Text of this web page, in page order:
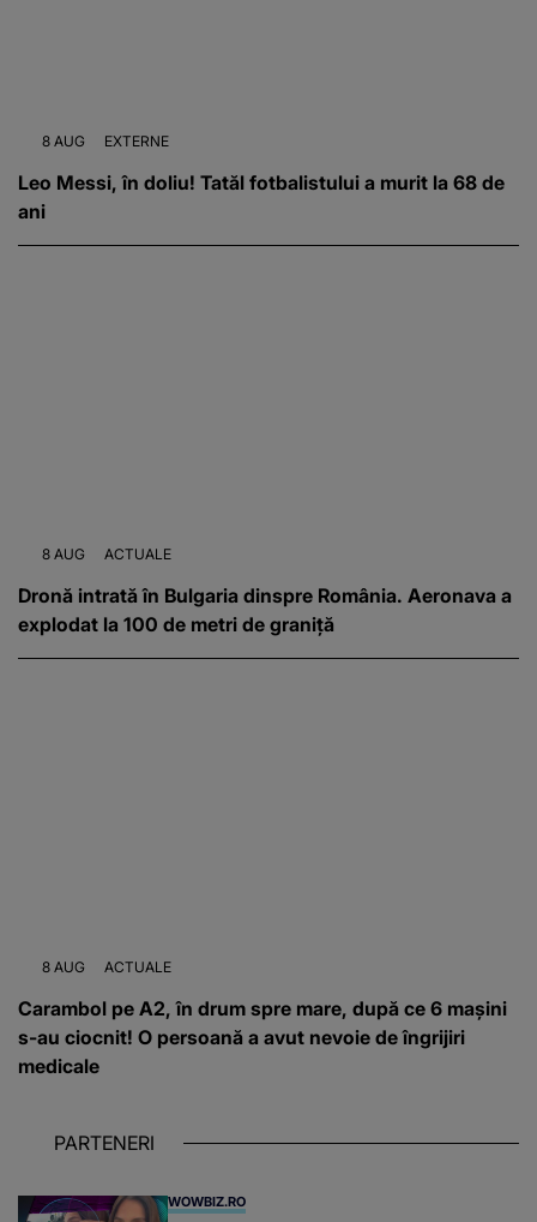
8 AUG EXTERNE
Leo Messi, în doliu! Tatăl fotbalistului a murit la 68 de
ani
8 AUG ACTUALE
Dronă intrată în Bulgaria dinspre România. Aeronava a
explodat la 100 de metri de graniță
8 AUG ACTUALE
Carambol pe A2, în drum spre mare, după ce 6 mașini
s-au ciocnit! O persoană a avut nevoie de îngrijiri
medicale
PARTENERI
WOWBIZ.RO